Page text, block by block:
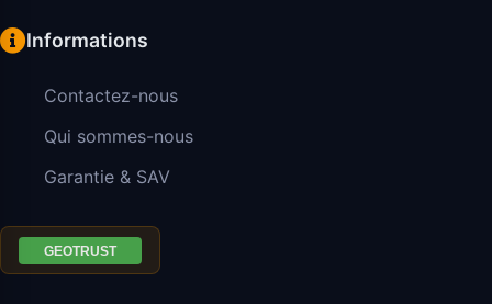
Informations
Contactez-nous
Qui sommes-nous
Garantie & SAV